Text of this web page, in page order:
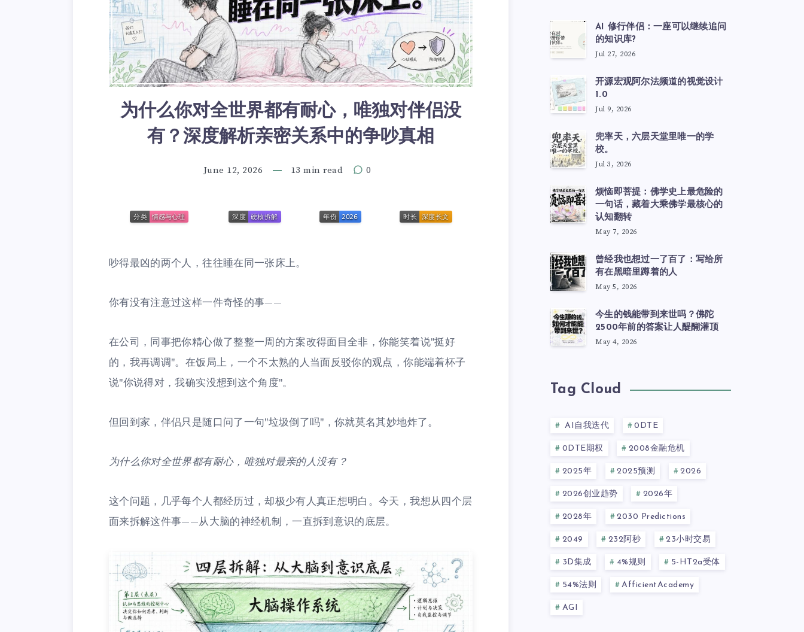
为什么你对全世界都有耐心，唯独对伴侣没
有？深度解析亲密关系中的争吵真相
June 12, 2026 13 min read 0
吵得最凶的两个人，往往睡在同一张床上。
你有没有注意过这样一件奇怪的事——
在公司，同事把你精心做了整整一周的方案改得面目全非，你能笑着说"挺好
的，我再调调"。在饭局上，一个不太熟的人当面反驳你的观点，你能端着杯子
说"你说得对，我确实没想到这个角度"。
但回到家，伴侣只是随口问了一句"垃圾倒了吗"，你就莫名其妙地炸了。
为什么你对全世界都有耐心，唯独对最亲的人没有？
这个问题，几乎每个人都经历过，却极少有人真正想明白。今天，我想从四个层
面来拆解这件事——从大脑的神经机制，一直拆到意识的底层。
AI 修行伴侣：一座可以继续追问
的知识库?
Jul 27, 2026
开源宏观阿尔法频道的视觉设计
1.0
Jul 9, 2026
兜率天，六层天堂里唯一的学
校。
Jul 3, 2026
烦恼即菩提：佛学史上最危险的
一句话，藏着大乘佛学最核心的
认知翻转
May 7, 2026
曾经我也想过一了百了：写给所
有在黑暗里蹲着的人
May 5, 2026
今生的钱能带到来世吗？佛陀
2500年前的答案让人醍醐灌顶
May 4, 2026
Tag Cloud
AI自我迭代 0DTE
0DTE期权 2008金融危机
2025年 2025预测 2026
2026创业趋势 2026年
2028年 2030 Predictions
2049 232阿秒 23小时交易
3D集成 4%规则 5-HT2a受体
54%法则 AfficientAcademy
AGI